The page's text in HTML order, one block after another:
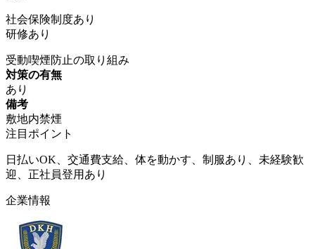
社会保険制度あり
研修あり
受動喫煙防止の取り組み
対策の有無
あり
備考
敷地内禁煙
注目ポイント
日払いOK、交通費支給、体を動かす、制服あり、未経験歓
迎、正社員登用あり
企業情報